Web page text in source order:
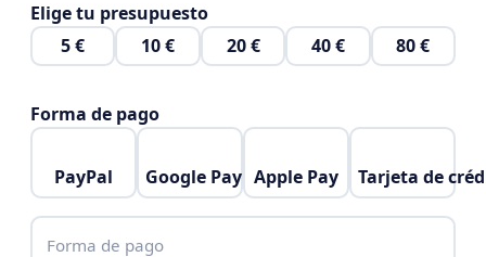
Elige tu presupuesto
5 €
10 € 20 € 40 € 80 €
Forma de pago
PayPal Google Pay Apple Pay Tarjeta de
Forma de pago